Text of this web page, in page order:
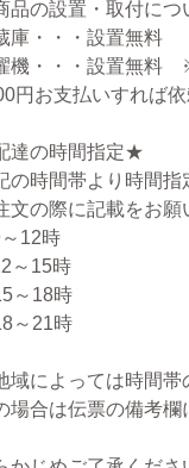
品の設置・取付に
庫・・・設置無料
機・・・設置無料
円お支払いすれば
達の時間指定★
の時間帯より時間指
文の際に記載をお願
12時
～15時
～18時
～21時
域によっては時間帯
場合は伝票の備考欄